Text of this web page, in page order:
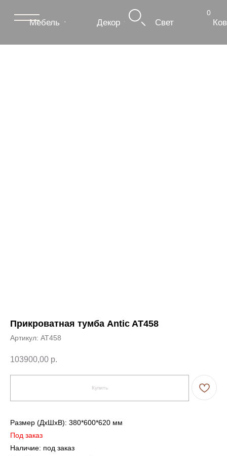
Мебель
Прикроватная тумба Antic AT458
Артикул: AT458
103900,00 р.
Купить
Размер (ДxШxВ): 380*600*620 мм
Под заказ
Наличие: под заказ